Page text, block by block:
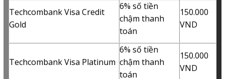
Techcombank Visa Credit
Gold
6% số tiền
chậm thanh
toán
150.000
VND
Techcombank Visa Platinum
6% số tiền
chậm thanh
toán
150.000
VND